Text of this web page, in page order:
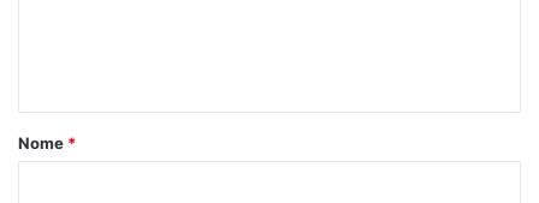
o
Nome *